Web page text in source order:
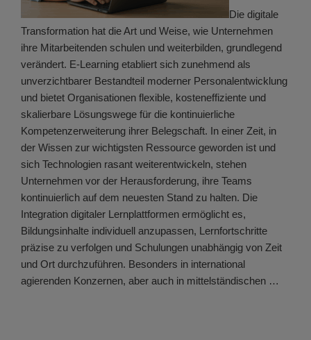
Die digitale
Transformation hat die Art und Weise, wie Unternehmen
ihre Mitarbeitenden schulen und weiterbilden, grundlegend
verändert. E-Learning etabliert sich zunehmend als
unverzichtbarer Bestandteil moderner Personalentwicklung
und bietet Organisationen flexible, kosteneffiziente und
skalierbare Lösungswege für die kontinuierliche
Kompetenzerweiterung ihrer Belegschaft. In einer Zeit, in
der Wissen zur wichtigsten Ressource geworden ist und
sich Technologien rasant weiterentwickeln, stehen
Unternehmen vor der Herausforderung, ihre Teams
kontinuierlich auf dem neuesten Stand zu halten. Die
Integration digitaler Lernplattformen ermöglicht es,
Bildungsinhalte individuell anzupassen, Lernfortschritte
präzise zu verfolgen und Schulungen unabhängig von Zeit
und Ort durchzuführen. Besonders in international
agierenden Konzernen, aber auch in mittelständischen …